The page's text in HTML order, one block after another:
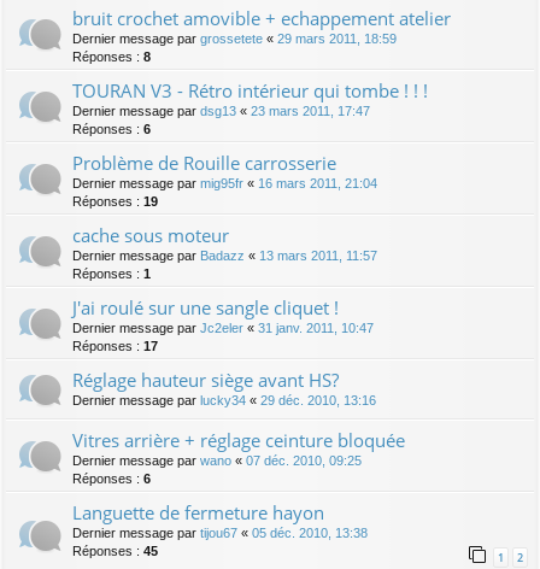
bruit crochet amovible + echappement atelier
Dernier message par grossetete « 29 mars 2011, 18:59
Réponses : 8
TOURAN V3 - Rétro intérieur qui tombe ! ! !
Dernier message par dsg13 « 23 mars 2011, 17:47
Réponses : 6
Problème de Rouille carrosserie
Dernier message par mig95fr « 16 mars 2011, 21:04
Réponses : 19
cache sous moteur
Dernier message par Badazz « 13 mars 2011, 11:57
Réponses : 1
J'ai roulé sur une sangle cliquet !
Dernier message par Jc2eler « 31 janv. 2011, 10:47
Réponses : 17
Réglage hauteur siège avant HS?
Dernier message par lucky34 « 29 déc. 2010, 13:16
Vitres arrière + réglage ceinture bloquée
Dernier message par wano « 07 déc. 2010, 09:25
Réponses : 6
Languette de fermeture hayon
Dernier message par tijou67 « 05 déc. 2010, 13:38
Réponses : 45 1 2